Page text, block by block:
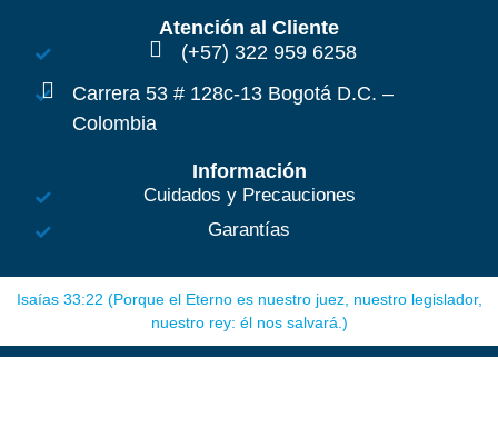
Atención al Cliente
(+57) 322 959 6258
Carrera 53 # 128c-13 Bogotá D.C. –
Colombia
Información
Cuidados y Precauciones
Garantías
Isaías 33:22 (Porque el Eterno es nuestro juez, nuestro legislador,
nuestro rey: él nos salvará.)